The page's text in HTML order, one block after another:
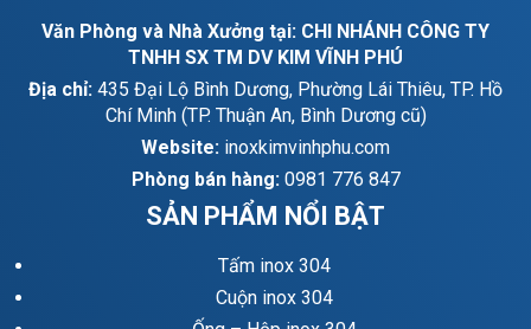
Các chủng loại của lưới inox hàn
Lưới inox gồm có các chủng loại phổ biến sau:
Lưới inox hàn 201: được làm từ mác thép SUS 201,
có giá thành rẻ, phù hợp các công trình không yêu cầu
cao về độ bền, độ oxy hóa.
Lưới inox hàn 304: được làm từ mác thép SUS 304,
có giá thành cao hơn loại lưới inox 201 tuy nhiên chất
Lưới inox hàn 316:được làm từ mác thép SUS 316,
có chi phí cao nên ít được thị trường Việt Nam lựa
chọn. Tuy nhiên, đây là loại lưới có chất lượng tốt nhất.
Văn Phòng và Nhà Xưởng tại: CHI NHÁNH CÔNG TY
TNHH SX TM DV KIM VĨNH PHÚ
Địa chỉ: 435 Đại Lộ Bình Dương, Phường Lái Thiêu, TP. Hồ
Chí Minh (TP. Thuận An, Bình Dương cũ)
Website: inoxkimvinhphu.com
Phòng bán hàng: 0981 776 847
SẢN PHẨM NỔI BẬT
Tấm inox 304
Cuộn inox 304